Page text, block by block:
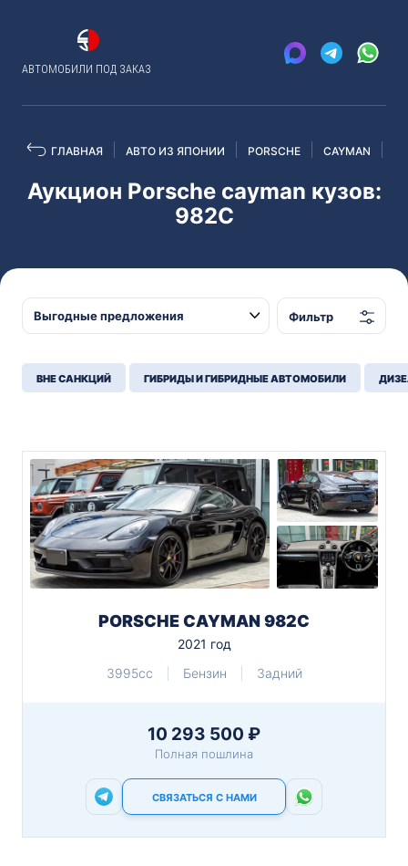
АВТОМОБИЛИ ПОД ЗАКАЗ
ГЛАВНАЯ АВТО ИЗ ЯПОНИИ PORSCHE CAYMAN
Аукцион Porsche cayman кузов:
982C
Фильтр
ВНЕ САНКЦИЙ ГИБРИДЫ И ГИБРИДНЫЕ АВТОМОБИЛИ
PORSCHE CAYMAN 982C
2021 год
3995cc
Бензин Задний
10 293 500 ₽
Полная пошлина
СВЯЗАТЬСЯ С НАМИ